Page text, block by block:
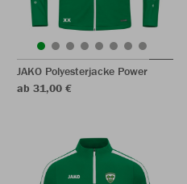
JAKO Polyesterjacke Power
ab 31,00 €